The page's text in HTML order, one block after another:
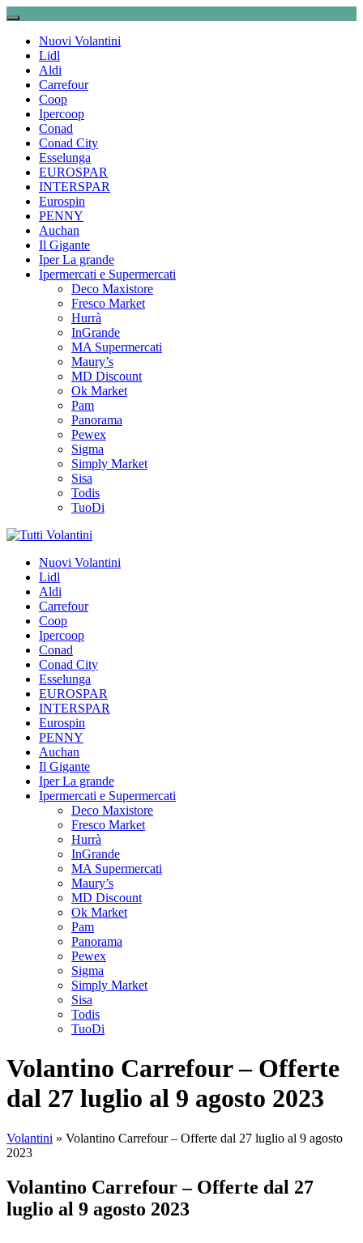
Nuovi Volantini
Lidl
Aldi
Carrefour
Coop
Ipercoop
Conad
Conad City
Esselunga
EUROSPAR
INTERSPAR
Eurospin
PENNY
Auchan
Il Gigante
Iper La grande
Ipermercati e Supermercati
Deco Maxistore
Fresco Market
Hurrà
InGrande
MA Supermercati
Maury’s
MD Discount
Ok Market
Pam
Panorama
Pewex
Sigma
Simply Market
Sisa
Todis
TuoDi
Tutti Volantini
Consulta subito i volantini
Nuovi Volantini
Lidl
Aldi
Carrefour
Coop
Ipercoop
Conad
Conad City
Esselunga
EUROSPAR
INTERSPAR
Eurospin
PENNY
Auchan
Il Gigante
Iper La grande
Ipermercati e Supermercati
Deco Maxistore
Fresco Market
Hurrà
InGrande
MA Supermercati
Maury’s
MD Discount
Ok Market
Pam
Panorama
Pewex
Sigma
Simply Market
Sisa
Todis
TuoDi
Volantino Carrefour – Offerte
dal 27 luglio al 9 agosto 2023
Volantini » Volantino Carrefour – Offerte dal 27 luglio al 9 agosto
2023
Volantino Carrefour – Offerte dal 27
luglio al 9 agosto 2023